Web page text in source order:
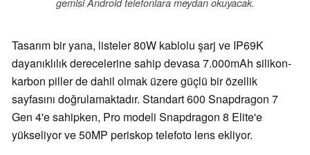
Tasarım bir yana, listeler 80W kablolu şarj ve IP69K
dayanıklılık derecelerine sahip devasa 7.000mAh silikon-
karbon piller de dahil olmak üzere güçlü bir özellik
sayfasını doğrulamaktadır. Standart 600 Snapdragon 7
Gen 4'e sahipken, Pro modeli Snapdragon 8 Elite'e
yükseliyor ve 50MP periskop telefoto lens ekliyor.